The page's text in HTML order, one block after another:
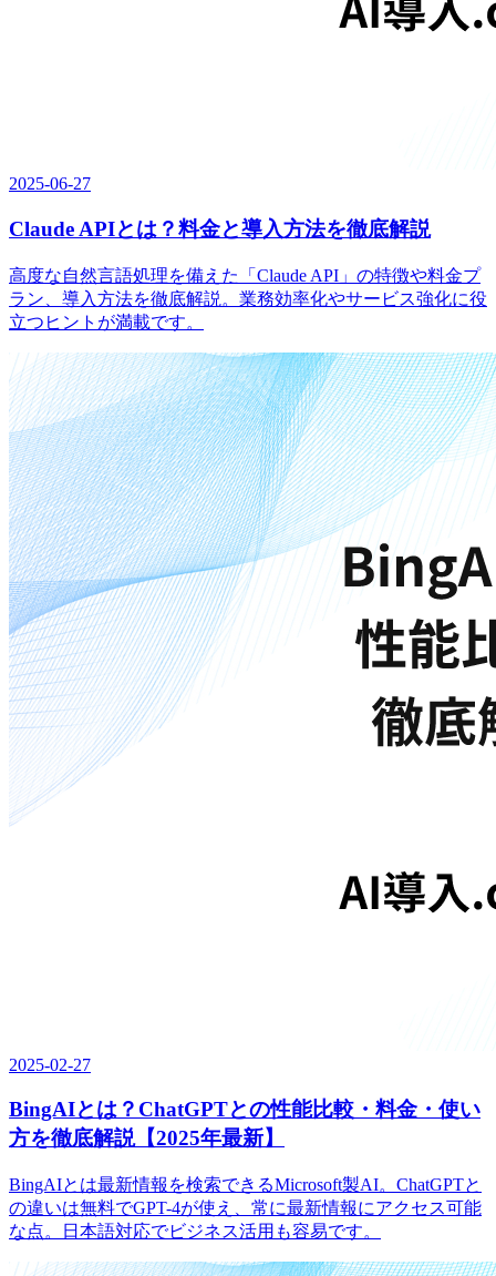
2025-06-27
Claude APIとは？料金と導入方法を徹底解説
高度な自然言語処理を備えた「Claude API」の特徴や料金プ
ラン、導入方法を徹底解説。業務効率化やサービス強化に役
立つヒントが満載です。
2025-02-27
BingAIとは？ChatGPTとの性能比較・料金・使い
方を徹底解説【2025年最新】
BingAIとは最新情報を検索できるMicrosoft製AI。ChatGPTと
の違いは無料でGPT-4が使え、常に最新情報にアクセス可能
な点。日本語対応でビジネス活用も容易です。